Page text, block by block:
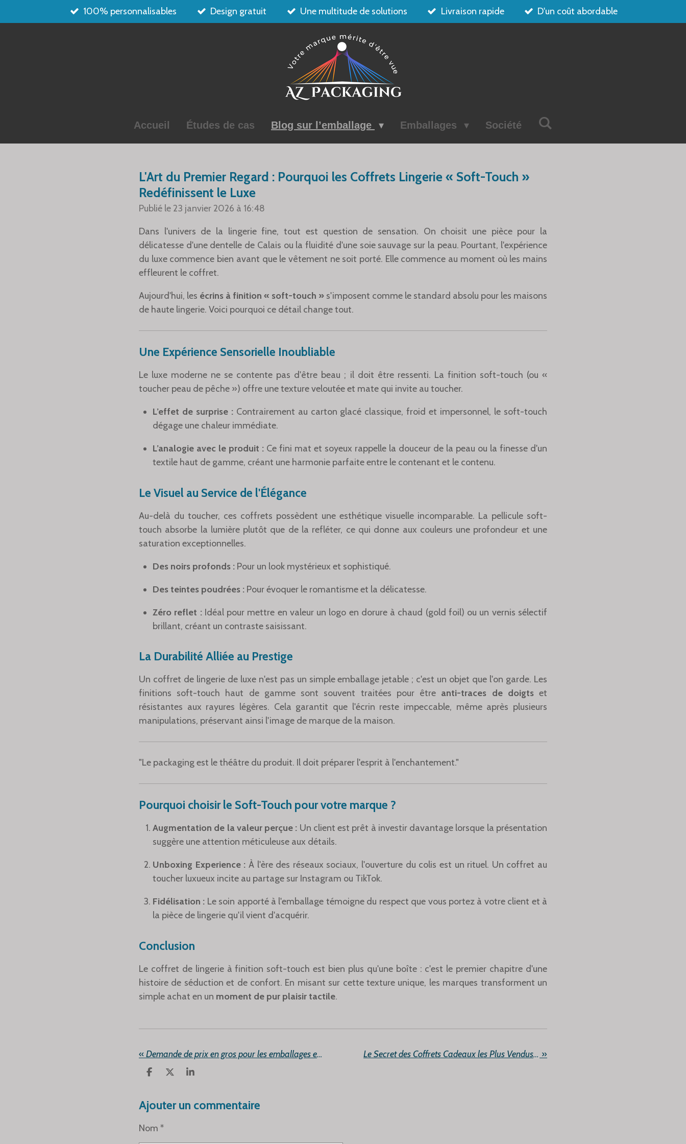
au
100% personnalisables Design gratuit Une multitude de solutions Livraison rapide D'un coût abordable
Accueil Études de cas Blog sur l’emballage Emballages Société
L'Art du Premier Regard : Pourquoi les Coffrets Lingerie « Soft-Touch »
Redéfinissent le Luxe
Publié le 23 janvier 2026 à 16:48
Dans l'univers de la lingerie fine, tout est question de sensation. On choisit une pièce pour la
délicatesse d'une dentelle de Calais ou la fluidité d'une soie sauvage sur la peau. Pourtant, l'expérience
du luxe commence bien avant que le vêtement ne soit porté. Elle commence au moment où les mains
effleurent le coffret.
Aujourd'hui, les écrins à finition « soft-touch » s'imposent comme le standard absolu pour les maisons
de haute lingerie. Voici pourquoi ce détail change tout.
Une Expérience Sensorielle Inoubliable
Le luxe moderne ne se contente pas d'être beau ; il doit être ressenti. La finition soft-touch (ou «
toucher peau de pêche ») offre une texture veloutée et mate qui invite au toucher.
L’effet de surprise :Contrairement au carton glacé classique, froid et impersonnel, le soft-touch
dégage une chaleur immédiate.
L’analogie avec le produit : Ce fini mat et soyeux rappelle la douceur de la peau ou la finesse d'un
textile haut de gamme, créant une harmonie parfaite entre le contenant et le contenu.
Le Visuel au Service de l'Élégance
Au-delà du toucher, ces coffrets possèdent une esthétique visuelle incomparable. La pellicule soft-
touch absorbe la lumière plutôt que de la refléter, ce qui donne aux couleurs une profondeur et une
saturation exceptionnelles.
Des noirs profonds : Pour un look mystérieux et sophistiqué.
Des teintes poudrées : Pour évoquer le romantisme et la délicatesse.
Zéro reflet :Idéal pour mettre en valeur un logo en dorure à chaud (gold foil) ou un vernis sélectif
brillant, créant un contraste saisissant.
La Durabilité Alliée au Prestige
Un coffret de lingerie de luxe n'est pas un simple emballage jetable ; c'est un objet que l'on garde. Les
finitions soft-touch haut de gamme sont souvent traitées pour être anti-traces de doigtset
résistantes aux rayures légères. Cela garantit que l'écrin reste impeccable, même après plusieurs
manipulations, préservant ainsi l'image de marque de la maison.
"Le packaging est le théâtre du produit. Il doit préparer l'esprit à l'enchantement."
Pourquoi choisir le Soft-Touch pour votre marque ?
Augmentation de la valeur perçue : Un client est prêt à investir davantage lorsque la présentation
suggère une attention méticuleuse aux détails.
Unboxing Experience : À l'ère des réseaux sociaux, l'ouverture du colis est un rituel. Un coffret au
toucher luxueux incite au partage sur Instagram ou TikTok.
Fidélisation : Le soin apporté à l'emballage témoigne du respect que vous portez à votre client et à
la pièce de lingerie qu'il vient d'acquérir.
Conclusion
Le coffret de lingerie à finition soft-touch est bien plus qu'une boîte : c'est le premier chapitre d'une
histoire de séduction et de confort. En misant sur cette texture unique, les marques transforment un
simple achat en un moment de pur plaisir tactile.
« Demande de prix en gros pour les emballages en boîte oreiller en papier Le Secret des Coffrets Cadeaux les Plus Vendus : La Magie du Papier Métallisé »
P
T
A
E
P
T
A
P
T
A
Ajouter un commentaire
Nom *